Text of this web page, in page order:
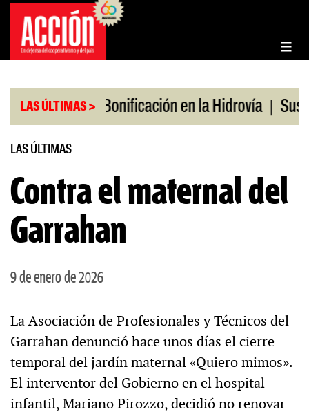
Saltar
contenido
LAS ÚLTIMAS >
en julio | Bonificación en la Hidrovía |
LAS ÚLTIMAS
Contra el maternal del
Garrahan
9 de enero de 2026
La Asociación de Profesionales y Técnicos del
Garrahan denunció hace unos días el cierre
temporal del jardín maternal «Quiero mimos».
El interventor del Gobierno en el hospital
infantil, Mariano Pirozzo, decidió no renovar